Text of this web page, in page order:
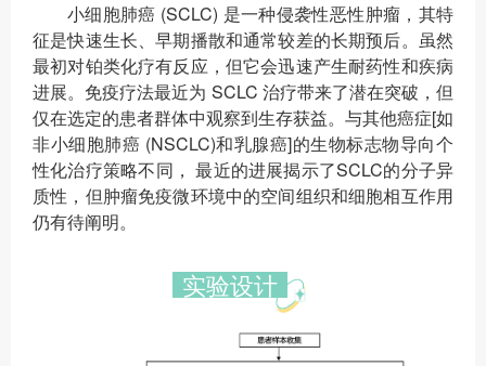
小细胞肺癌 (SCLC) 是一种侵袭性恶性肿瘤，其特
征是快速生长、早期播散和通常较差的长期预后。虽然
最初对铂类化疗有反应，但它会迅速产生耐药性和疾病
进展。免疫疗法最近为 SCLC 治疗带来了潜在突破，但
仅在选定的患者群体中观察到生存获益。与其他癌症[如
非小细胞肺癌 (NSCLC)和乳腺癌]的生物标志物导向个
性化治疗策略不同， 最近的进展揭示了SCLC的分子异
质性，但肿瘤免疫微环境中的空间组织和细胞相互作用
仍有待阐明。
实验设计